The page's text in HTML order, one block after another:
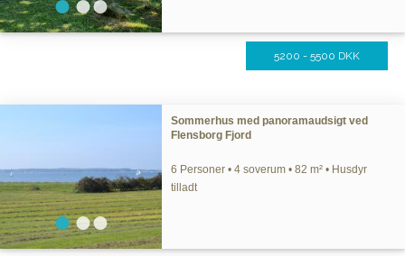
5200 - 5500 DKK
Sommerhus med panoramaudsigt ved
Flensborg Fjord
6 Personer • 4 soverum • 82 m² • Husdyr
tilladt